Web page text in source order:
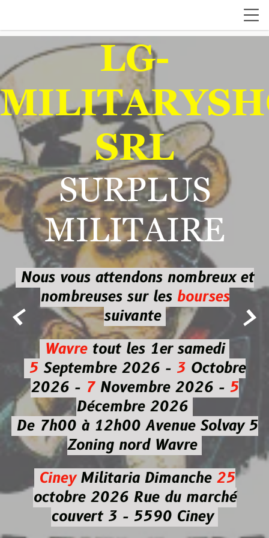
 
LG-
SRL
SURPLUS
MILITAIRE
Nous vous attendons nombreux et
nombreuses sur les bourses
suivante
Wavretout les 1er samedi
5Septembre 2026 - 3Octobre
2026 -7Novembre 2026 - 5
Décembre 2026
De 7h00 à 12h00 Avenue Solvay 5
Zoning nord Wavre
CineyMilitaria Dimanche 25
octobre 2026Rue du marché
couvert 3 - 5590 Ciney